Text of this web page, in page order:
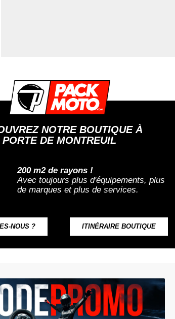
NOTRE BOUTIQUE À
PORTE DE MONTREUIL
200 m2 de rayons !
Avec toujours plus d'équipements, plus
de marques et plus de services.
NOUS ? ITINÉRAIRE BOUTIQUE